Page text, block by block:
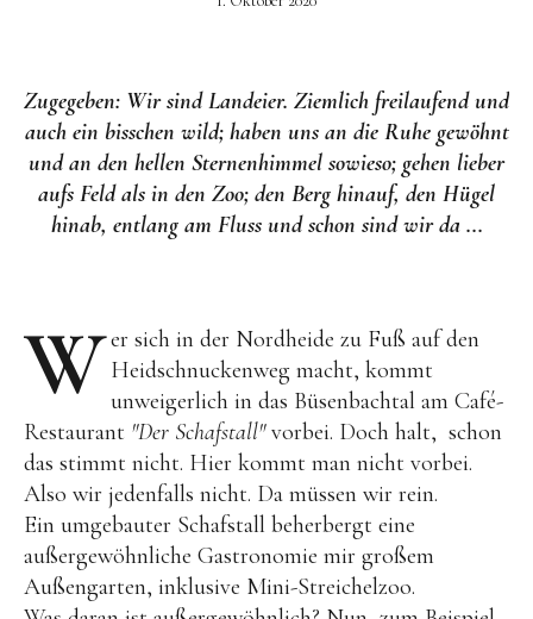
Zugegeben: Wir sind Landeier. Ziemlich freilaufend und
auch ein bisschen wild; haben uns an die Ruhe gewöhnt
und an den hellen Sternenhimmel sowieso; gehen lieber
aufs Feld als in den Zoo; den Berg hinauf, den Hügel
hinab, entlang am Fluss und schon sind wir da ...
Wer sich in der Nordheide zu Fuß auf den
Heidschnuckenweg macht, kommt
unweigerlich in das Büsenbachtal am Café-
Restaurant "Der Schafstall"vorbei. Doch halt, schon
das stimmt nicht. Hier kommt man nicht vorbei.
Also wir jedenfalls nicht. Da müssen wir rein.
Ein umgebauter Schafstall beherbergt eine
außergewöhnliche Gastronomie mir großem
Außengarten, inklusive Mini-Streichelzoo.